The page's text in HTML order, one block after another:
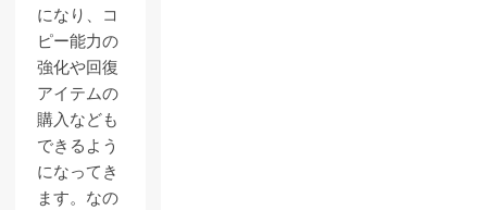
になり、コ
ピー能力の
強化や回復
アイテムの
購入なども
できるよう
になってき
ます。なの